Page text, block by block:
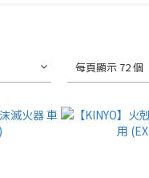
每頁顯示 72 個